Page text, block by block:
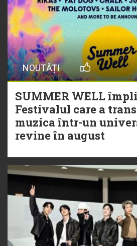
NOUTĂȚI
SUMMER WELL
Festivalul care a
muzica într-un
revine în august